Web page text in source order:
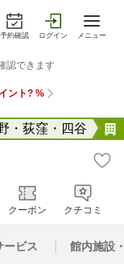
予約確認 ログイン メニュー
・荻窪・四谷
クーポン クチコミ
ービス 館内施設